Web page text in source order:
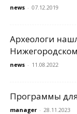
news - 07.12.2019
Археологи
news - 11.08.2022
Программы
manager - 28.11.2023